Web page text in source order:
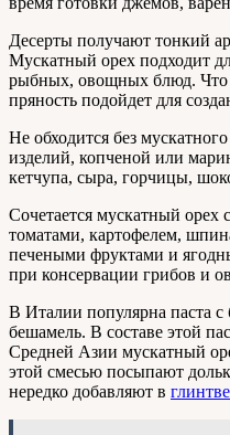
Десерты получают тонкий
Мускатный орех подходит
рыбных, овощных блюд. Что
пряность подойдет для
Не обходится без
изделий, копченой или
кетчупа, сыра, горчицы,
Сочетается мускатный орех
томатами, картофелем,
печеными фруктами и
при консервации грибов и
В Италии популярна паста
бешамель. В составе этой
Средней Азии мускатный
этой смесью посыпают
нередко добавляют в